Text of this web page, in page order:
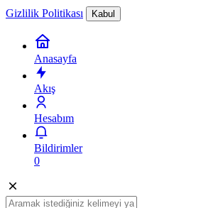
Gizlilik Politikası Kabul
Anasayfa
Akış
Hesabım
Bildirimler
0